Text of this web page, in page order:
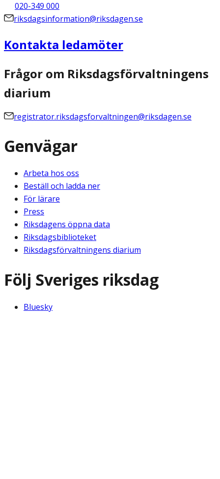
020-349 000
riksdagsinformation@riksdagen.se
Kontakta ledamöter
Frågor om Riksdagsförvaltningens
diarium
registrator.riksdagsforvaltningen@riksdagen.se
Genvägar
Arbeta hos oss
Beställ och ladda ner
För lärare
Press
Riksdagens öppna data
Riksdagsbiblioteket
Riksdagsförvaltningens diarium
Följ Sveriges riksdag
Bluesky